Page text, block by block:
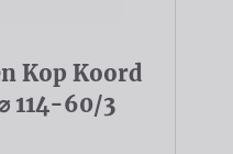
Kop Koord
114-60/3